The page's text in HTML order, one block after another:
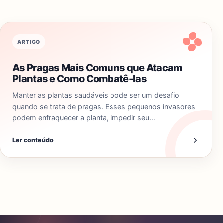
ARTIGO
As Pragas Mais Comuns que Atacam
Plantas e Como Combatê-las
Manter as plantas saudáveis pode ser um desafio
quando se trata de pragas. Esses pequenos invasores
podem enfraquecer a planta, impedir seu…
Ler conteúdo